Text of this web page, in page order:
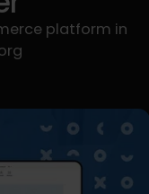
platform in